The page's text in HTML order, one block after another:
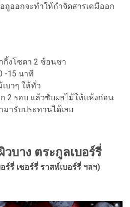
ถูออกจะทำให้กำจัดสารเคมีออก
กิ้งโซดา 2 ช้อนชา
-15 นาที
บาๆ ให้ทั่ว
2 รอบ แล้วซับผลไม้ให้แห้งก่อน
มารับประทานได้เลย
บาง ตระกูลเบอร์รี่
ร์รี่ เชอร์รี่ ราสพ์เบอร์รี่ ฯลฯ)